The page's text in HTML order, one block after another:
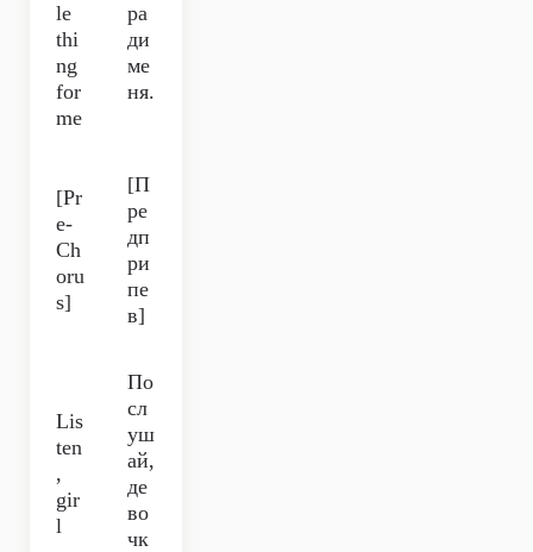
le
thi
ng
for
me
ра
ди
ме
ня.
[Pr
e-
Ch
oru
s]
[П
ре
дп
ри
пе
в]
Lis
ten
,
gir
l
По
сл
уш
ай,
де
во
чк